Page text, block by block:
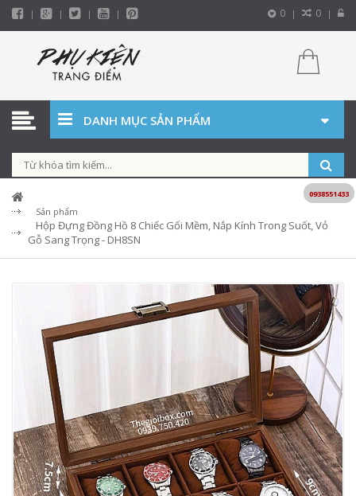
0 0
DANH MỤC SẢN PHẨM
Sản phẩm
Hộp Đựng Đồng Hồ 8 Chiếc Gối Mềm, Nắp Kính Trong Suốt, Vỏ
Gỗ Sang Trọng - DH8SN
0938551433